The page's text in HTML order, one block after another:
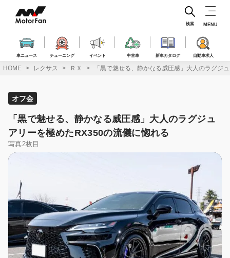
ス
車ニュース チューニング イベント 中古車 新車カタログ 自動車求人
検索 MENU
HOME レクサス ＲＸ 「黒で魅せる、静かなる威圧感」大人のラグジ
オフ会
「黒で魅せる、静かなる威圧感」大人のラグジュ
アリーを極めたRX350の流儀に惚れる
写真2枚目